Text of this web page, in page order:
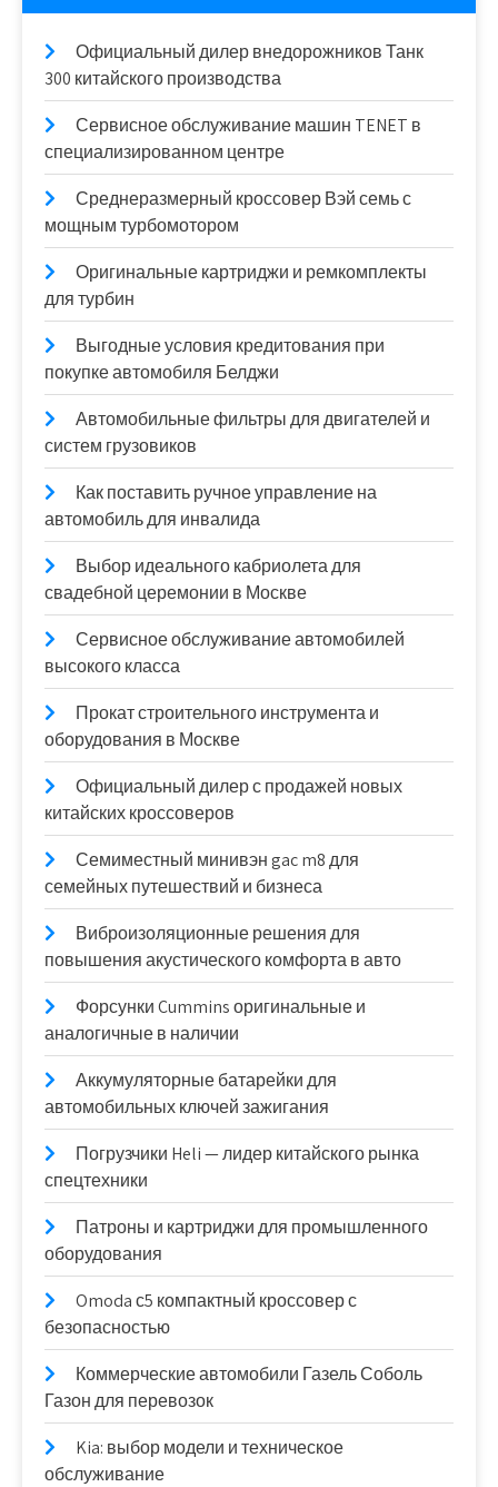
Официальный дилер внедорожников Танк
300 китайского производства
Сервисное обслуживание машин TENET в
специализированном центре
Среднеразмерный кроссовер Вэй семь с
мощным турбомотором
Оригинальные картриджи и ремкомплекты
для турбин
Выгодные условия кредитования при
покупке автомобиля Белджи
Автомобильные фильтры для двигателей и
систем грузовиков
Как поставить ручное управление на
автомобиль для инвалида
Выбор идеального кабриолета для
свадебной церемонии в Москве
Сервисное обслуживание автомобилей
высокого класса
Прокат строительного инструмента и
оборудования в Москве
Официальный дилер с продажей новых
китайских кроссоверов
Семиместный минивэн gac m8 для
семейных путешествий и бизнеса
Виброизоляционные решения для
повышения акустического комфорта в авто
Форсунки Cummins оригинальные и
аналогичные в наличии
Аккумуляторные батарейки для
автомобильных ключей зажигания
Погрузчики Heli — лидер китайского рынка
спецтехники
Патроны и картриджи для промышленного
оборудования
Omoda с5 компактный кроссовер с
безопасностью
Коммерческие автомобили Газель Соболь
Газон для перевозок
Kia: выбор модели и техническое
обслуживание